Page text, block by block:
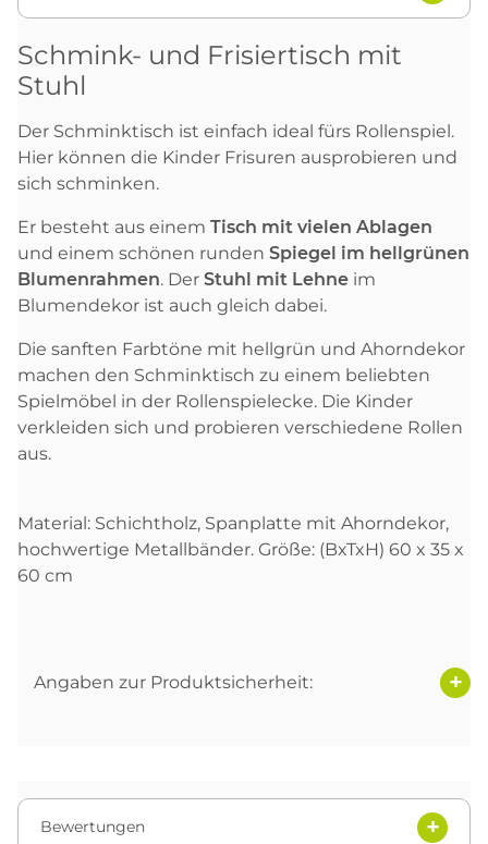
Schmink- und Frisiertisch mit
Stuhl
Der Schminktisch ist einfach ideal fürs Rollenspiel.
Hier können die Kinder Frisuren ausprobieren und
sich schminken.
Er besteht aus einem Tisch mit vielen Ablagen
und einem schönen runden Spiegel im hellgrünen
Blumenrahmen. Der Stuhl mit Lehne im
Blumendekor ist auch gleich dabei.
Die sanften Farbtöne mit hellgrün und Ahorndekor
machen den Schminktisch zu einem beliebten
Spielmöbel in der Rollenspielecke. Die Kinder
verkleiden sich und probieren verschiedene Rollen
aus.
Material: Schichtholz, Spanplatte mit Ahorndekor,
hochwertige Metallbänder. Größe: (BxTxH) 60 x 35 x
60 cm
Angaben zur Produktsicherheit:
Bewertungen